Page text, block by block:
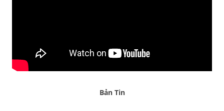
Bản Tin